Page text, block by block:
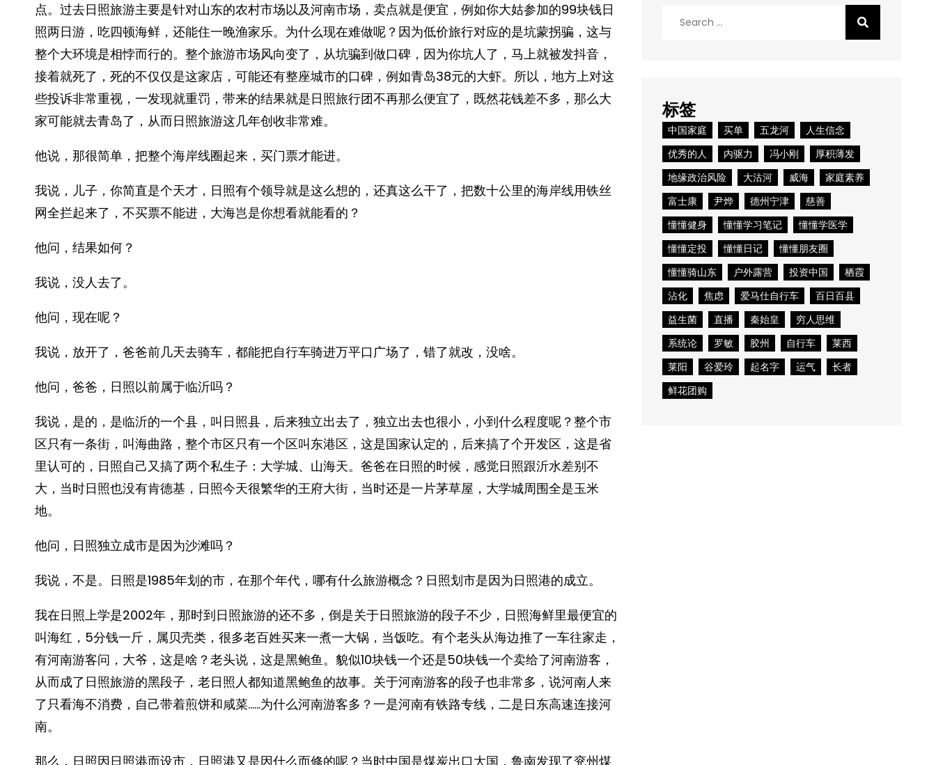
点。过去日照旅游主要是针对山东的农村市场以及河南市场，卖点就是便宜，例如你大姑参加的99块钱日
照两日游，吃四顿海鲜，还能住一晚渔家乐。为什么现在难做呢？因为低价旅行对应的是坑蒙拐骗，这与
整个大环境是相悖而行的。整个旅游市场风向变了，从坑骗到做口碑，因为你坑人了，马上就被发抖音，
接着就死了，死的不仅仅是这家店，可能还有整座城市的口碑，例如青岛38元的大虾。所以，地方上对这
些投诉非常重视，一发现就重罚，带来的结果就是日照旅行团不再那么便宜了，既然花钱差不多，那么大
家可能就去青岛了，从而日照旅游这几年创收非常难。
他说，那很简单，把整个海岸线圈起来，买门票才能进。
我说，儿子，你简直是个天才，日照有个领导就是这么想的，还真这么干了，把数十公里的海岸线用铁丝
网全拦起来了，不买票不能进，大海岂是你想看就能看的？
他问，结果如何？
我说，没人去了。
他问，现在呢？
我说，放开了，爸爸前几天去骑车，都能把自行车骑进万平口广场了，错了就改，没啥。
他问，爸爸，日照以前属于临沂吗？
我说，是的，是临沂的一个县，叫日照县，后来独立出去了，独立出去也很小，小到什么程度呢？整个市
区只有一条街，叫海曲路，整个市区只有一个区叫东港区，这是国家认定的，后来搞了个开发区，这是省
里认可的，日照自己又搞了两个私生子：大学城、山海天。爸爸在日照的时候，感觉日照跟沂水差别不
大，当时日照也没有肯德基，日照今天很繁华的王府大街，当时还是一片茅草屋，大学城周围全是玉米
地。
他问，日照独立成市是因为沙滩吗？
我说，不是。日照是1985年划的市，在那个年代，哪有什么旅游概念？日照划市是因为日照港的成立。
我在日照上学是2002年，那时到日照旅游的还不多，倒是关于日照旅游的段子不少，日照海鲜里最便宜的
叫海红，5分钱一斤，属贝壳类，很多老百姓买来一煮一大锅，当饭吃。有个老头从海边推了一车往家走，
有河南游客问，大爷，这是啥？老头说，这是黑鲍鱼。貌似10块钱一个还是50块钱一个卖给了河南游客，
从而成了日照旅游的黑段子，老日照人都知道黑鲍鱼的故事。关于河南游客的段子也非常多，说河南人来
了只看海不消费，自己带着煎饼和咸菜……为什么河南游客多？一是河南有铁路专线，二是日东高速连接河
南。
那么，日照因日照港而设市，日照港又是因什么而修的呢？当时中国是煤炭出口大国，鲁南发现了兖州煤
标签
中国家庭 买单 五龙河
人生信念
优秀的人
内驱力 冯小刚
厚积薄发
地缘政治风险
大沽河 威海
家庭素养
富士康
尹烨 德州宁津
慈善
懂懂健身
懂懂学习笔记
懂懂学医学
懂懂定投
懂懂日记
懂懂朋友圈
懂懂骑山东
户外露营 投资中国
栖霞
沾化
焦虑 爱马仕自行车
百日百县
益生菌
直播 秦始皇
穷人思维
系统论
罗敏 胶州 自行车
莱西
莱阳
谷爱玲 起名字 运气
长者
鲜花团购